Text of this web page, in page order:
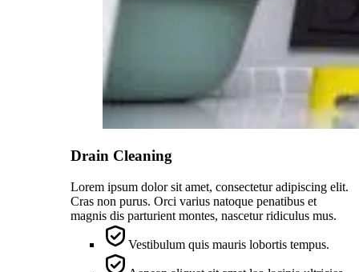
Drain Cleaning
Lorem ipsum dolor sit amet, consectetur adipiscing elit.
Cras non purus. Orci varius natoque penatibus et
magnis dis parturient montes, nascetur ridiculus mus.
Vestibulum quis mauris lobortis tempus.